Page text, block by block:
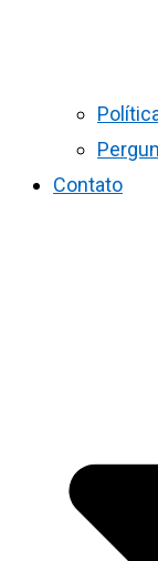
Contato